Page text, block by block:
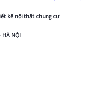
kế nội thất chung cư
HÀ NỘI